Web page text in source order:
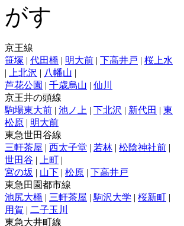
京王線
笹塚 | 代田橋 | 明大前 | 下高井戸 | 桜上水
|
上北沢 | 八幡山 |
芦花公園 | 千歳烏山 | 仙川
京王井の頭線
駒場東大前 | 池ノ上 | 下北沢 | 新代田 | 東
松原 | 明大前
東急世田谷線
三軒茶屋 | 西太子堂 | 若林 | 松陰神社前 |
世田谷 | 上町 |
宮の坂 | 山下 | 松原 | 下高井戸
東急田園都市線
池尻大橋 | 三軒茶屋 | 駒沢大学 | 桜新町 |
用賀 | 二子玉川
東急大井町線